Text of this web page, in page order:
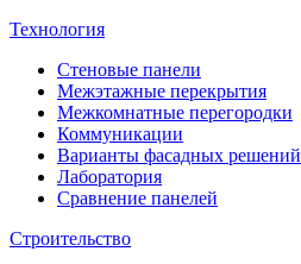
Технология
Стеновые панели
Межэтажные перекрытия
Межкомнатные перегородки
Коммуникации
Варианты фасадных решений
Лаборатория
Сравнение панелей
Строительство